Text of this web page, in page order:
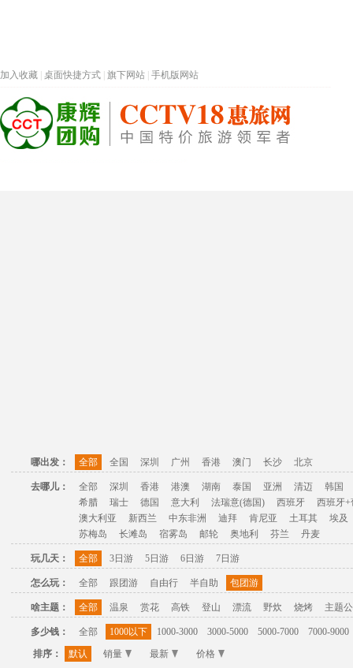
加入收藏 桌面快捷方式 旗下网站 手机版网站
哪出发： 全部 全国 深圳 广州 香港 澳门 长沙 北京
去哪儿： 全部 深圳 香港 港澳 湖南 泰国 亚洲 清迈
韩国
希腊
瑞士 德国 意大利 法瑞意(德国) 西班牙
西班牙+
澳大利亚
新西兰 中东非洲 迪拜 肯尼亚 土耳其
埃及
苏梅岛
长滩岛 宿雾岛 邮轮 奥地利 芬兰 丹麦
玩几天： 全部 3日游 5日游 6日游 7日游
怎么玩： 全部 跟团游 自由行 半自助 包团游
啥主题： 全部 温泉 赏花 高铁 登山 漂流 野炊 烧烤 主题
多少钱： 全部 1000以下 1000-3000 3000-5000 5000-7000
7000-9000
排序：
默认 销量 最新 价格